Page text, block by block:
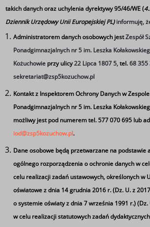
Uczniowie z Ukrainy w polskich
takich danych oraz uchylenia dyrektywy 95/46/WE (
Dziennik Urzędowy Unii Europejskiej PL)informuję,
Administratorem danych osobowych jestZespół
Ponadgimnazjalnych nr 5 im. Leszka
Kożuchowie przy ulicy22 Lipca 1807 5,tel.68
sekretariat@zsp5kozuchow.pl
Kontakt z Inspektorem Ochrony Danych w Zespole
Ponadgimnazjalnych nr 5 im. Leszka
możliwy jest pod numerem tel. 577 070 695 lub
iod@zsp5kozuchow.pl.
Dane osobowe będą przetwarzane na podstawie
ogólnego rozporządzenia o ochronie danych w
celu realizacji zadań ustawowych, określonych w
oświatowe z dnia 14 grudnia 2016 r. (Dz. U. z
o systemie oświaty z dnia 7 września 1991 r.) (Dz.
w celu realizacji statutowych zadań